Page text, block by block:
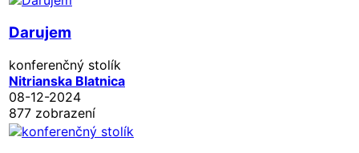
Darujem
konferenčný stolík
Nitrianska Blatnica
08-12-2024
877 zobrazení